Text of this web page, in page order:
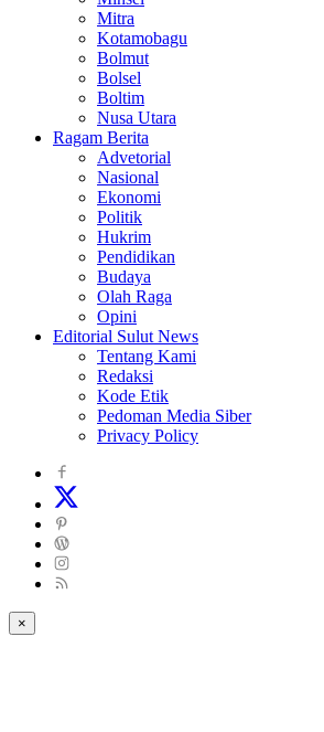
Mitra
Kotamobagu
Bolmut
Bolsel
Boltim
Nusa Utara
Ragam Berita
Advetorial
Nasional
Ekonomi
Politik
Hukrim
Pendidikan
Budaya
Olah Raga
Opini
Editorial Sulut News
Tentang Kami
Redaksi
Kode Etik
Pedoman Media Siber
Privacy Policy
×